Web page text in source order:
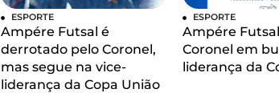
ESPORTE
Ampére Futsal é
derrotado pelo Coronel,
mas segue na vice-
liderança da Copa União
ESPORTE
Ampére
Coronel em
liderança da